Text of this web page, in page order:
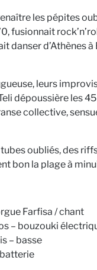
les pépites
fusionnait
danser d’Athènes
leurs
dépoussière les
collective,
oubliés, des
bon la plage à
Farfisa / chant
– bouzouki
– basse